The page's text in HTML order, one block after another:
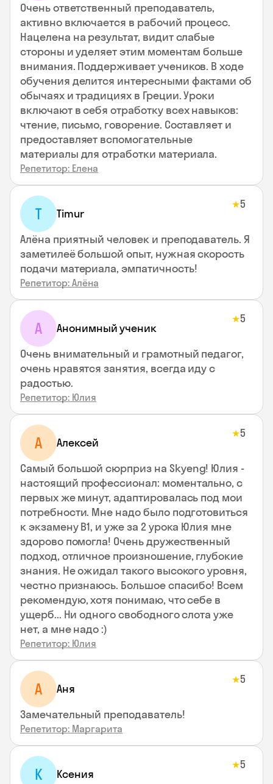
Очень ответственный преподаватель,
активно включается в рабочий процесс.
Нацелена на результат, видит слабые
стороны и уделяет этим моментам больше
внимания. Поддерживает учеников. В ходе
обучения делится интересными фактами об
обычаях и традициях в Греции. Уроки
включают в себя отработку всех навыков:
чтение, письмо, говорение. Составляет и
предоставляет вспомогательные
материалы для отработки материала.
Репетитор: Елена
T Timur
★5
Алёна приятный человек и преподаватель. Я
заметилеё большой опыт, нужная скорость
подачи материала, эмпатичность!
Репетитор: Алёна
А Анонимный ученик
★5
Очень внимательный и грамотный педагог,
очень нравятся занятия, всегда иду с
радостью.
Репетитор: Юлия
А Алексей
★5
Самый большой сюрприз на Skyeng! Юлия -
настоящий профессионал: моментально, с
первых же минут, адаптировалась под мои
потребности. Мне надо было подготовиться
к экзамену В1, и уже за 2 урока Юлия мне
здорово помогла! Очень дружественный
подход, отличное произношение, глубокие
знания. Не ожидал такого высокого уровня,
честно признаюсь. Большое спасибо! Всем
рекомендую, хотя понимаю, что себе в
ущерб... Ни одного свободного слота уже
нет, а мне надо :)
Репетитор: Юлия
А Аня
★5
Замечательный преподаватель!
Репетитор: Маргарита
К Ксения
★5